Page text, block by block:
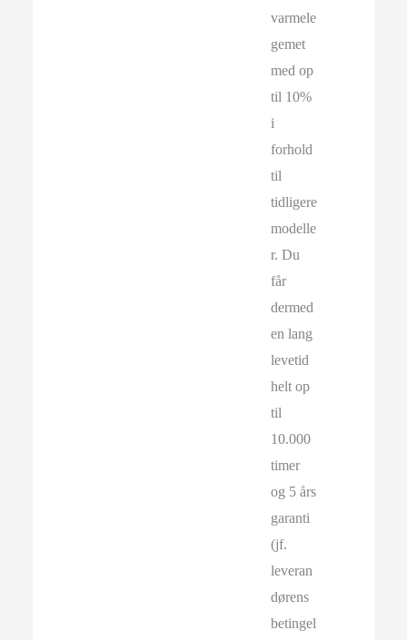
varmele
gemet
med op
til 10%
i
forhold
til
tidligere
modelle
r. Du
får
dermed
en lang
levetid
helt op
til
10.000
timer
og 5 års
garanti
(jf.
leveran
dørens
betingel